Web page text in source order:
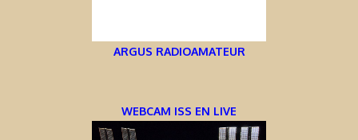
ARGUS RADIOAMATEUR
WEBCAM ISS EN LIVE